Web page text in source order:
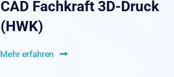
CAD Fachkraft 3D-Druck
(HWK)
Mehr erfahren